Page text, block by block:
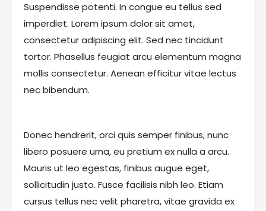
Suspendisse potenti. In congue eu tellus sed
imperdiet. Lorem ipsum dolor sit amet,
consectetur adipiscing elit. Sed nec tincidunt
tortor. Phasellus feugiat arcu elementum magna
mollis consectetur. Aenean efficitur vitae lectus
nec bibendum.
Donec hendrerit, orci quis semper finibus, nunc
libero posuere urna, eu pretium ex nulla a arcu.
Mauris ut leo egestas, finibus augue eget,
sollicitudin justo. Fusce facilisis nibh leo. Etiam
cursus tellus nec velit pharetra, vitae gravida ex